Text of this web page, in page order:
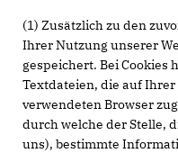
(1) Zusätzlich zu den
Ihrer Nutzung unserer
gespeichert. Bei Cookies
Textdateien, die auf
verwendeten Browser
durch welche der Stelle,
uns), bestimmte